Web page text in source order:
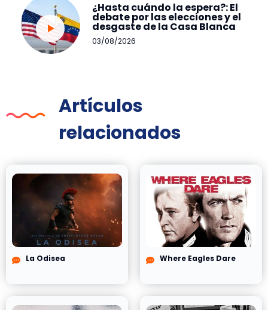
¿Hasta cuándo la espera?: El
debate por las elecciones y el
desgaste de la Casa Blanca
03/08/2026
Artículos
relacionados
La Odisea Where Eagles Dare